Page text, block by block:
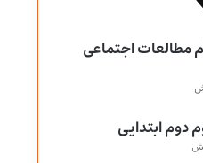
مطالعات اجتماعی
دوم ابتدایی